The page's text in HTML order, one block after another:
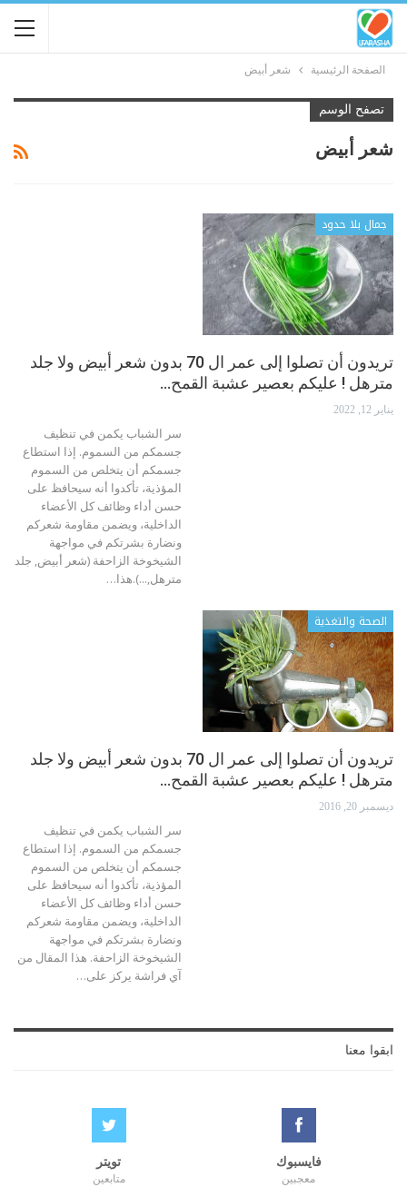
الصفحة الرئيسية شعر أبيض
تصفح الوسم
شعر أبيض
جمال بلا حدود
تريدون أن تصلوا إلى عمر ال 70 بدون شعر أبيض ولا جلد
مترهل ! عليكم بعصير عشبة القمح…
يناير 12, 2022
سر الشباب يكمن في تنظيف
جسمكم من السموم. إذا استطاع
جسمكم أن يتخلص من السموم
المؤذية، تأكدوا أنه سيحافظ على
حسن أداء وظائف كل الأعضاء
الداخلية، ويضمن مقاومة شعركم
ونضارة بشرتكم في مواجهة
الشيخوخة الزاحفة (شعر أبيض, جلد
مترهل,...).هذا…
الصحة والتغذية
تريدون أن تصلوا إلى عمر ال 70 بدون شعر أبيض ولا جلد
مترهل ! عليكم بعصير عشبة القمح…
ديسمبر 20, 2016
سر الشباب يكمن في تنظيف
جسمكم من السموم. إذا استطاع
جسمكم أن يتخلص من السموم
المؤذية، تأكدوا أنه سيحافظ على
حسن أداء وظائف كل الأعضاء
الداخلية، ويضمن مقاومة شعركم
ونضارة بشرتكم في مواجهة
الشيخوخة الزاحفة. هذا المقال من
آي فراشة يركز على…
ابقوا معنا
فايسبوك
معجبين
تويتر
متابعين